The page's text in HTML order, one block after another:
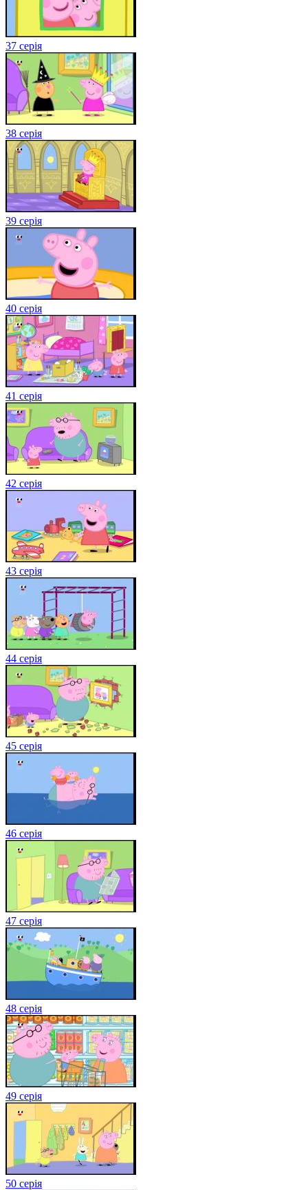
37 серія
38 серія
39 серія
40 серія
41 серія
42 серія
43 серія
44 серія
45 серія
46 серія
47 серія
48 серія
49 серія
50 серія